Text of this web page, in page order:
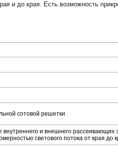
и до края. Есть возможность
сотовой решетки.
внутреннего и внешнего рассеивающих
светового потока от края до